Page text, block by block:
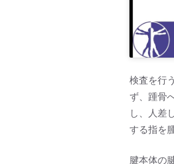
検査を行
ず、踵骨
し、人差
する指を
腱本体の